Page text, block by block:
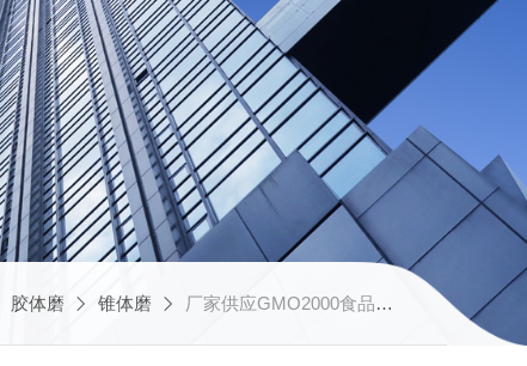
胶体磨 锥体磨 厂家供应GMO2000食品锥体磨